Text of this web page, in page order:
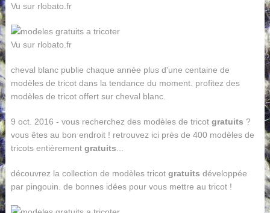
Vu sur rlobato.fr
Vu sur rlobato.fr
cheval blanc publie chaque année plus d'une centaine de
modèles de tricot dans la tendance du moment. profitez des
modèles de tricot offert sur cheval blanc.
9 oct. 2016 - vous recherchez des modèles de tricot gratuits ?
vous êtes au bon endroit ! retrouvez ici près de 400 modèles de
tricots entièrement gratuits
découvrez la collection de modèles tricot gratuits développée
par pingouin. de bonnes idées pour vous mettre au tricot !